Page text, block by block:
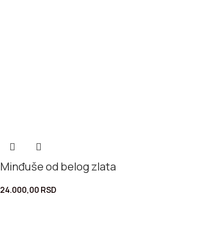
Minđuše od belog zlata
24.000,00 RSD